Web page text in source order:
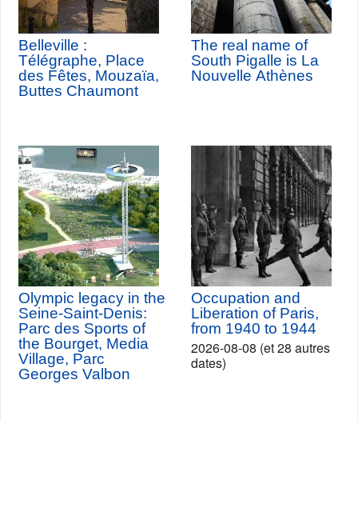
Belleville :
Télégraphe, Place
des Fêtes, Mouzaïa,
Buttes Chaumont
The real name of
South Pigalle is La
Nouvelle Athènes
Olympic legacy in the
Seine-Saint-Denis:
Parc des Sports of
the Bourget, Media
Village, Parc
Georges Valbon
Occupation and
Liberation of Paris,
from 1940 to 1944
2026-08-08 (et 28 autres
dates)